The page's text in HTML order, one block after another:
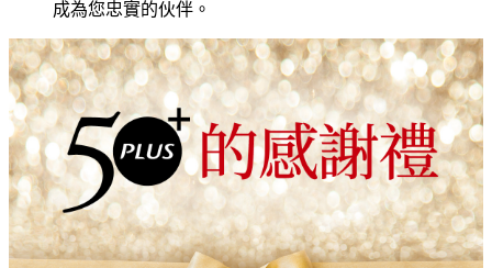
成為您忠實的伙伴。